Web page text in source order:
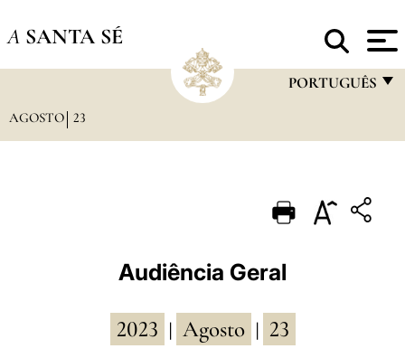
A SANTA SÉ
PORTUGUÊS
PORTUGUÊS
POLSKI
AGOSTO 23
Audiência Geral
2023 Agosto 23